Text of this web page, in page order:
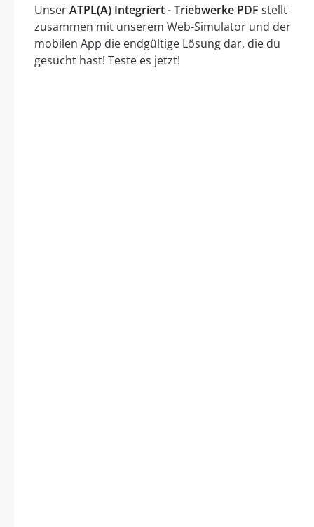
UnserATPL(A) Integriert - Triebwerke PDF stellt
zusammen mit unserem Web-Simulator und der
mobilen App die endgültige Lösung dar, die du
gesucht hast! Teste es jetzt!